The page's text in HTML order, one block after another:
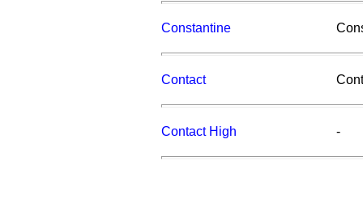
Constantine
Contact
Contact High -